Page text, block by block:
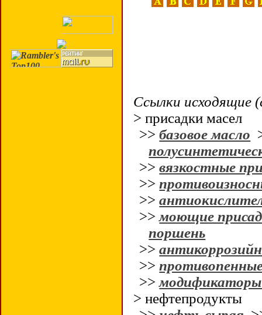
Ссылки исходящие
> присадки масел
>>базовое масло
>>вязкостные
>>
>>
>>моющие
поршень
>>
>>
>>
> нефтепродукты